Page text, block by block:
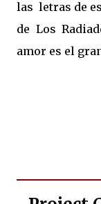
las letras de
de Los
amor es el